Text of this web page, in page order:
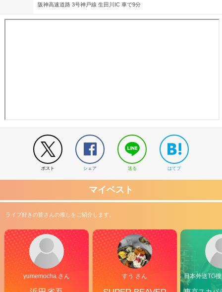
阪神高速道路 3号神戸線 生田川IC 車で9分
ポスト シェア 送る はてブ
マイベスト
ライブ好きの皆さんの推しをご紹介します。
yumemocha さん すう さん 日本外送TG